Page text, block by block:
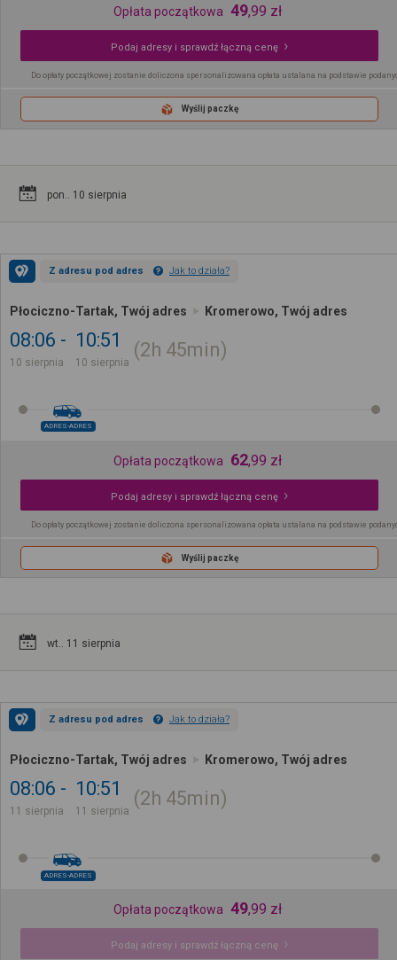
Opłata początkowa 49,99 zł
Podaj adresy i sprawdź łączną cenę
Do opłaty początkowej zostanie doliczona spersonalizowana opłata ustalana na podstawie
Wyślij paczkę
pon.. 10 sierpnia
Z adresu pod adres Jak to działa?
Płociczno-Tartak, Twój adres Kromerowo, Twój adres
08:06
10 sierpnia
10:51
10 sierpnia
2h 45min
ADRES-ADRES
Opłata początkowa 62,99 zł
Podaj adresy i sprawdź łączną cenę
Do opłaty początkowej zostanie doliczona spersonalizowana opłata ustalana na podstawie
Wyślij paczkę
wt.. 11 sierpnia
Z adresu pod adres Jak to działa?
Płociczno-Tartak, Twój adres Kromerowo, Twój adres
08:06
11 sierpnia
10:51
11 sierpnia
2h 45min
ADRES-ADRES
Opłata początkowa 49,99 zł
Podaj adresy i sprawdź łączną cenę